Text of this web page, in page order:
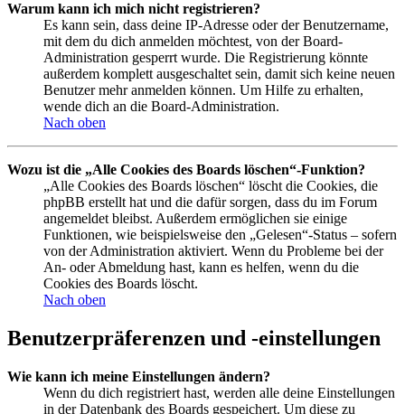
Warum kann ich mich nicht registrieren?
Es kann sein, dass deine IP-Adresse oder der Benutzername,
mit dem du dich anmelden möchtest, von der Board-
Administration gesperrt wurde. Die Registrierung könnte
außerdem komplett ausgeschaltet sein, damit sich keine neuen
Benutzer mehr anmelden können. Um Hilfe zu erhalten,
wende dich an die Board-Administration.
Nach oben
Wozu ist die „Alle Cookies des Boards löschen“-Funktion?
„Alle Cookies des Boards löschen“ löscht die Cookies, die
phpBB erstellt hat und die dafür sorgen, dass du im Forum
angemeldet bleibst. Außerdem ermöglichen sie einige
Funktionen, wie beispielsweise den „Gelesen“-Status – sofern
von der Administration aktiviert. Wenn du Probleme bei der
An- oder Abmeldung hast, kann es helfen, wenn du die
Cookies des Boards löscht.
Nach oben
Benutzerpräferenzen und -einstellungen
Wie kann ich meine Einstellungen ändern?
Wenn du dich registriert hast, werden alle deine Einstellungen
in der Datenbank des Boards gespeichert. Um diese zu